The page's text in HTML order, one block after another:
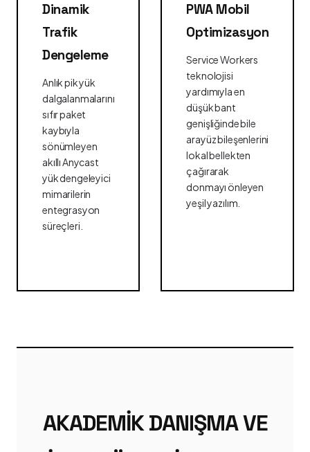
Dinamik
Trafik
Dengeleme
Anlık pik yük
dalgalanmalarını
sıfır paket
kaybıyla
sönümleyen
akıllı Anycast
yük dengeleyici
mimarilerin
entegrasyon
süreçleri.
PWA Mobil
Optimizasyon
Service Workers
teknolojisi
yardımıyla en
düşük bant
genişliğinde bile
arayüz bileşenlerini
lokal bellekten
çağırarak
donmayı önleyen
yeşil yazılım.
AKADEMIK DANIŞMA VE